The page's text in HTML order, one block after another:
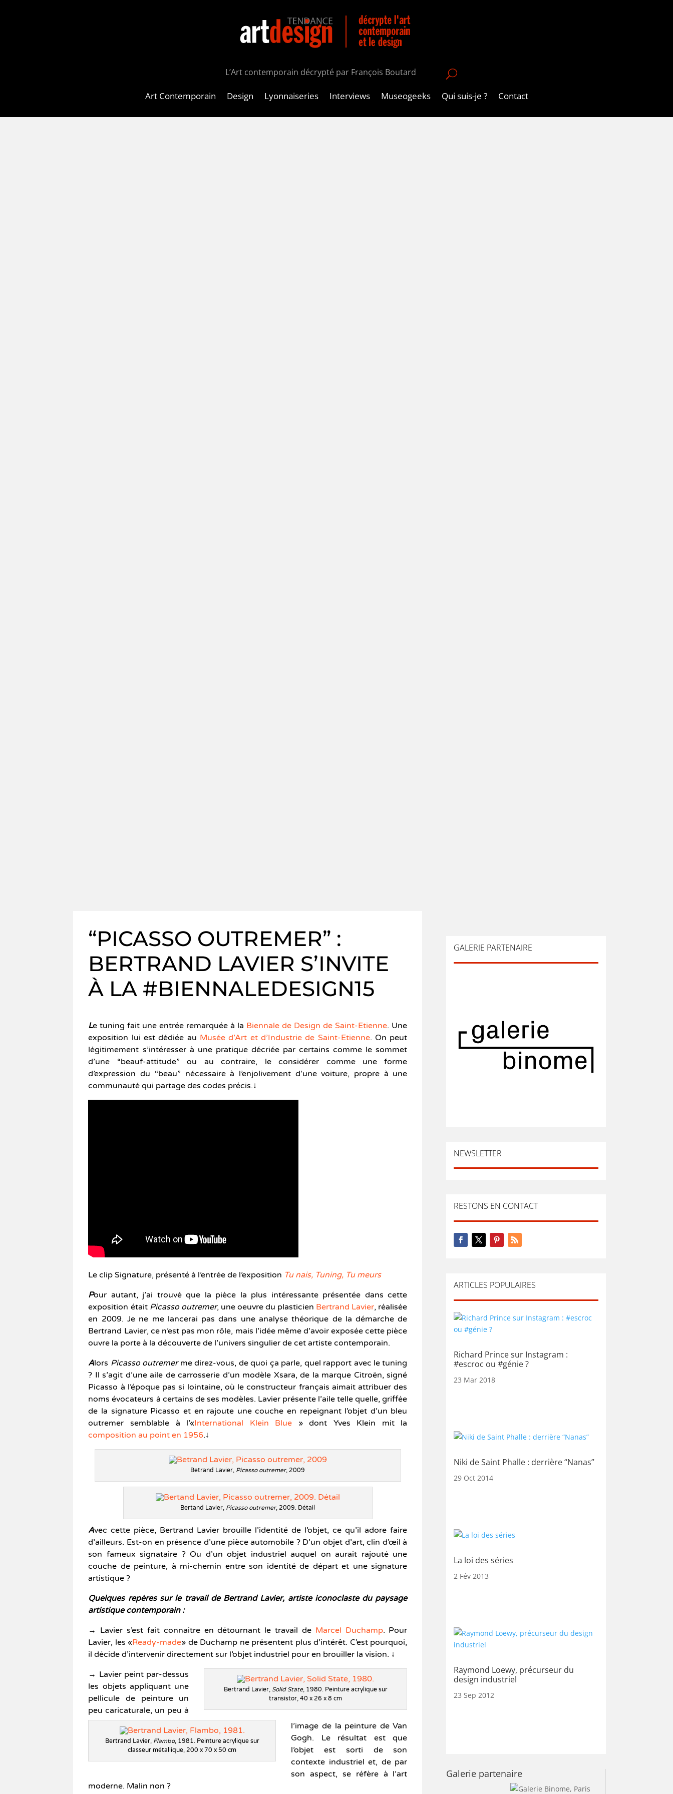
L’Art contemporain décrypté par François Boutard U
Art Contemporain Design Lyonnaiseries Interviews Museogeeks Qui suis-je ? Contact
“PICASSO OUTREMER” :
BERTRAND LAVIER S’INVITE
À LA #BIENNALEDESIGN15
Le tuning fait une entrée remarquée à la Biennale de Design de Saint-Etienne. Une
exposition lui est dédiée au Musée d’Art et d’Industrie de Saint-Etienne. On peut
légitimement s’intéresser à une pratique décriée par certains comme le sommet
d’une “beauf-attitude” ou au contraire, le considérer comme une forme
d’expression du “beau” nécessaire à l’enjolivement d’une voiture, propre à une
communauté qui partage des codes précis.↓
Le clip Signature, présenté à l’entrée de l’exposition Tu nais, Tuning, Tu meurs
Pour autant, j’ai trouvé que la pièce la plus intéressante présentée dans cette
exposition étaitPicasso outremer, une oeuvre du plasticien Bertrand Lavier, réalisée
en 2009. Je ne me lancerai pas dans une analyse théorique de la démarche de
Bertrand Lavier, ce n’est pas mon rôle, mais l’idée même d’avoir exposée cette pièce
ouvre la porte à la découverte de l’univers singulier de cet artiste contemporain.
Alors Picasso outremerme direz-vous, de quoi ça parle, quel rapport avec le tuning
? Il s’agit d’une aile de carrosserie d’un modèle Xsara, de la marque Citroën, signé
Picasso à l’époque pas si lointaine, où le constructeur français aimait attribuer des
noms évocateurs à certains de ses modèles. Lavier présente l’aile telle quelle, griffée
de la signature Picasso et en rajoute une couche en repeignant l’objet d’un bleu
outremer semblable à l’«International Klein Blue » dont Yves Klein mit la
composition au point en 1956.↓
Betrand Lavier, Picasso outremer, 2009
Bertand Lavier, Picasso outremer, 2009. Détail
Avec cette pièce, Bertrand Lavier brouille l’identité de l’objet, ce qu’il adore faire
d’ailleurs. Est-on en présence d’une pièce automobile ? D’un objet d’art, clin d’œil à
son fameux signataire ? Ou d’un objet industriel auquel on aurait rajouté une
couche de peinture, à mi-chemin entre son identité de départ et une signature
artistique ?
Quelques repères sur le travail de Bertrand Lavier, artiste iconoclaste du paysage
artistique contemporain :
→ Lavier s’est fait connaitre en détournant le travail de Marcel Duchamp. Pour
Lavier, les «Ready-made» de Duchamp ne présentent plus d’intérêt. C’est pourquoi,
il décide d’intervenir directement sur l’objet industriel pour en brouiller la vision. ↓
Bertrand Lavier, Solid State, 1980. Peinture acrylique sur
transistor, 40 x 26 x 8 cm
Bertrand Lavier, Flambo, 1981. Peinture acrylique sur
classeur métallique, 200 x 70 x 50 cm
→ Lavier peint par-dessus
les objets appliquant une
pellicule de peinture un
peu caricaturale, un peu à
l’image de la peinture de Van
Gogh. Le résultat est que
l’objet est sorti de son
contexte industriel et, de par
son aspect, se réfère à l’art
moderne. Malin non ?
GALERIE PARTENAIRE
NEWSLETTER
RESTONS EN CONTACT
ARTICLES POPULAIRES
Richard Prince sur Instagram :
#escroc ou #génie ?
23 Mar 2018
Niki de Saint Phalle : derrière “Nanas”
29 Oct 2014
La loi des séries
2 Fév 2013
Raymond Loewy, précurseur du
design industriel
23 Sep 2012
Galerie partenaire